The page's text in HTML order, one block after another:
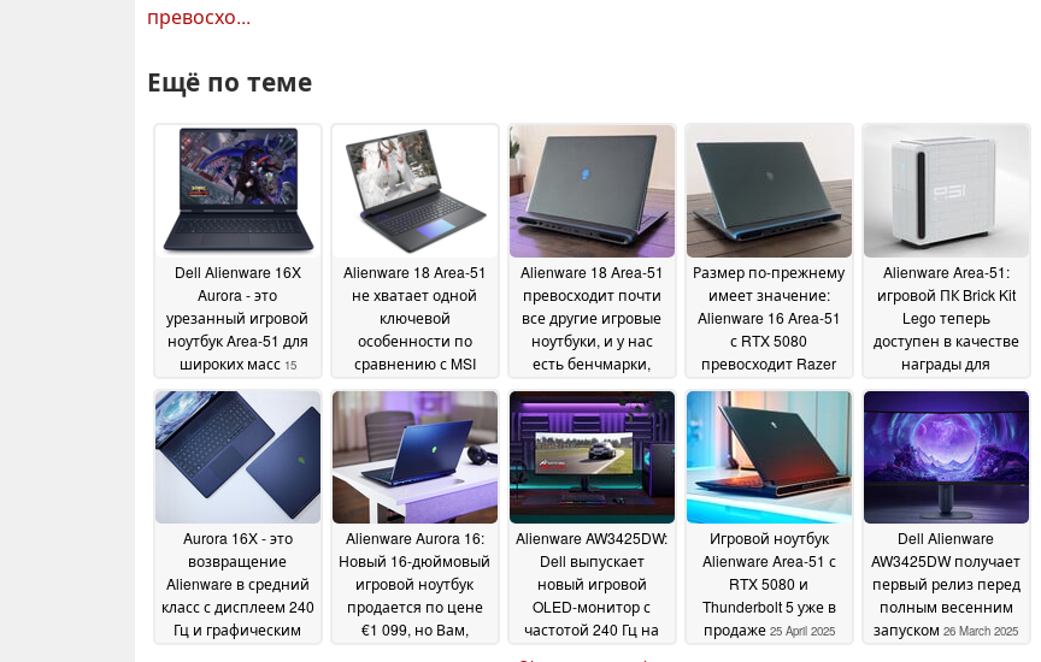
превосхо...
Ещё по теме
Dell Alienware 16X
Aurora - это
урезанный игровой
ноутбук Area-51 для
широких масс 15
August 2025
Alienware 18 Area-51
не хватает одной
ключевой
особенности по
сравнению с MSI
04 July 2025
Alienware 18 Area-51
превосходит почти
все другие игровые
ноутбуки, и у нас
есть бенчмарки,
03
July 2025
Размер по-прежнему
имеет значение:
Alienware 16 Area-51
с RTX 5080
превосходит Razer
13 June 2025
Alienware Area-51:
игровой ПК Brick Kit
Lego теперь
доступен в качестве
награды для
покупателей
Alienware10 June 2025
Aurora 16X - это
возвращение
Alienware в средний
класс с дисплеем 240
Гц и графическим
Alienware Aurora 16:
Новый 16-дюймовый
игровой ноутбук
продается по цене
€1 099, но Вам,
Alienware AW3425DW:
Dell выпускает
новый игровой
OLED-монитор с
частотой 240 Гц на
Игровой ноутбук
Alienware Area-51 с
RTX 5080 и
Thunderbolt 5 уже в
продаже 25 April 2025
Dell Alienware
AW3425DW получает
первый релиз перед
полным весенним
запуском 26 March 2025